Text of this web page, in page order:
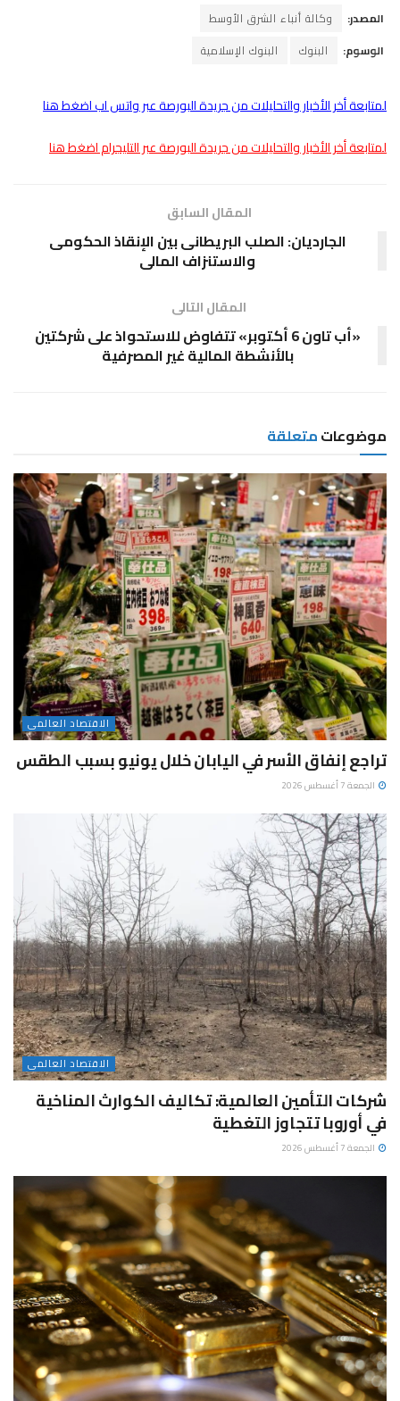
المصدر:
وكالة أنباء الشرق الأوسط
الوسوم:
البنوك البنوك الإسلامية
لمتابعة أخر الأخبار والتحليلات من جريدة البورصة عبر واتس اب اضغط هنا
لمتابعة أخر الأخبار والتحليلات من جريدة البورصة عبر التليجرام اضغط هنا
المقال السابق
الجارديان: الصلب البريطانى بين الإنقاذ الحكومى
والاستنزاف المالى
المقال التالى
«أب تاون 6 أكتوبر» تتفاوض للاستحواذ على شركتين
بالأنشطة المالية غير المصرفية
موضوعاتمتعلقة
الاقتصاد العالمى
تراجع إنفاق الأسر في اليابان خلال يونيو بسبب الطقس
الجمعة 7 أغسطس 2026
الاقتصاد العالمى
شركات التأمين العالمية: تكاليف الكوارث المناخية
في أوروبا تتجاوز التغطية
الجمعة 7 أغسطس 2026